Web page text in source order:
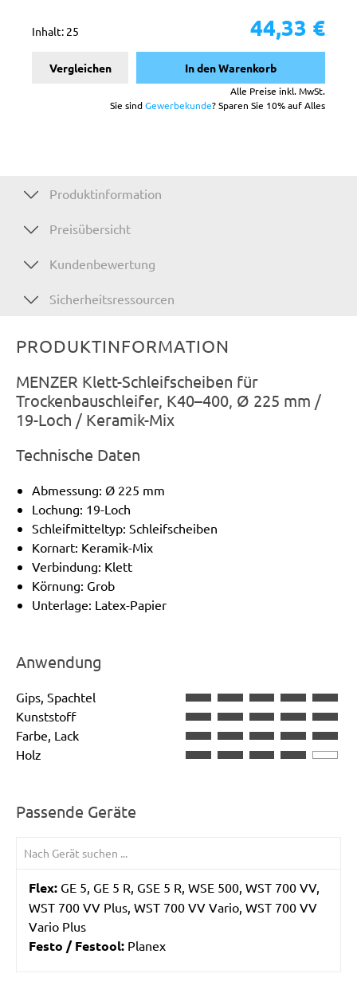
Inhalt: 25 44,33 €
Vergleichen In den Warenkorb
Alle Preise inkl. MwSt.
Sie sindGewerbekunde? Sparen Sie 10% auf Alles
Produktinformation
Preisübersicht
Kundenbewertung
Sicherheitsressourcen
PRODUKTINFORMATION
MENZER Klett-Schleifscheiben für
Trockenbauschleifer, K40–400, Ø 225 mm /
19-Loch / Keramik-Mix
Technische Daten
Abmessung: Ø 225 mm
Lochung: 19-Loch
Schleifmitteltyp: Schleifscheiben
Kornart: Keramik-Mix
Verbindung: Klett
Körnung: Grob
Unterlage: Latex-Papier
Anwendung
Gips, Spachtel
Kunststoff
Farbe, Lack
Holz
Passende Geräte
Flex: GE 5, GE 5 R, GSE 5 R, WSE 500, WST 700 VV,
WST 700 VV Plus, WST 700 VV Vario, WST 700 VV
Vario Plus
Festo / Festool: Planex